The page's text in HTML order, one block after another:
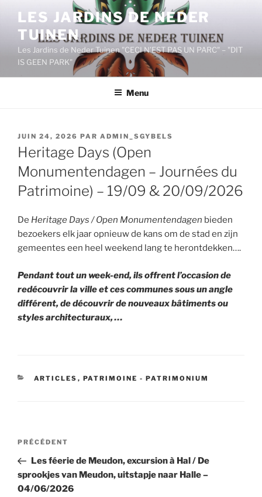
contenu
principal
LES JARDINS DE NEDER
TUINEN
Les Jardins de Neder Tuinen "CECI N’EST PAS UN PARC" – "DIT
IS GEEN PARK"
Menu
PUBLIÉ
LE
JUIN 24, 2026 PAR ADMIN_SGYBELS
Heritage Days (Open
Monumentendagen – Journées du
Patrimoine) – 19/09 & 20/09/2026
De Heritage Days / Open Monumentendagen bieden
bezoekers elk jaar opnieuw de kans om de stad en zijn
gemeentes een heel weekend lang te herontdekken….
Pendant tout un week-end, ils offrent l’occasion de
redécouvrir la ville et ces communes sous un angle
différent, de découvrir de nouveaux bâtiments ou
styles architecturaux, …
CATÉGORIES
ARTICLES , PATRIMOINE - PATRIMONIUM
Navigation
l’article
Article
précédent
PRÉCÉDENT
Les féerie de Meudon, excursion à Hal / De
sprookjes van Meudon, uitstapje naar Halle –
04/06/2026